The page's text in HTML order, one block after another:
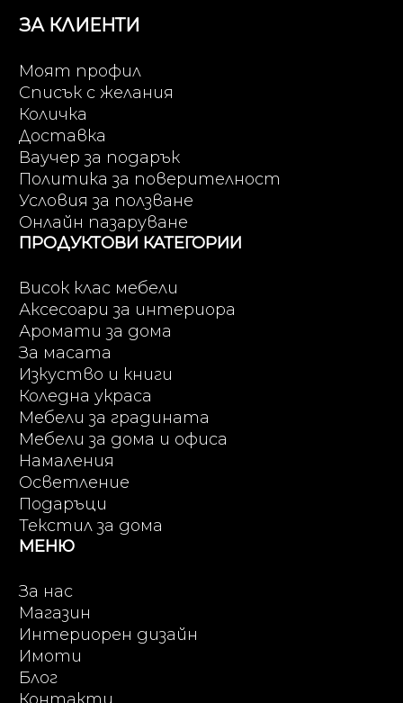
ЗА КЛИЕНТИ
Моят профил
Списък с желания
Количка
Доставка
Ваучер за подарък
Политика за поверителност
Условия за ползване
Онлайн пазаруване
ПРОДУКТОВИ КАТЕГОРИИ
Висок клас мебели
Аксесоари за интериора
Аромати за дома
За масата
Изкуство и книги
Коледна украса
Мебели за градината
Мебели за дома и офиса
Намаления
Осветление
Подаръци
Текстил за дома
МЕНЮ
За нас
Магазин
Интериорен дизайн
Имоти
Блог